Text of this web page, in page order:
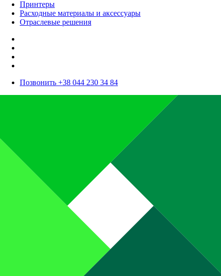
Принтеры
Расходные материалы и аксессуары
Отраслевые решения
Позвонить +38 044 230 34 84